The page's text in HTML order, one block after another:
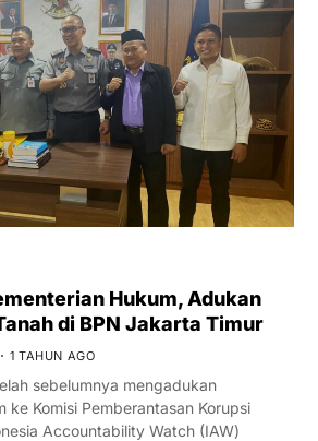
Hukum, Adukan
di BPN Jakarta Timur
1 TAHUN AGO
sebelumnya mengadukan
ke Komisi Pemberantasan Korupsi
Accountability Watch (IAW)